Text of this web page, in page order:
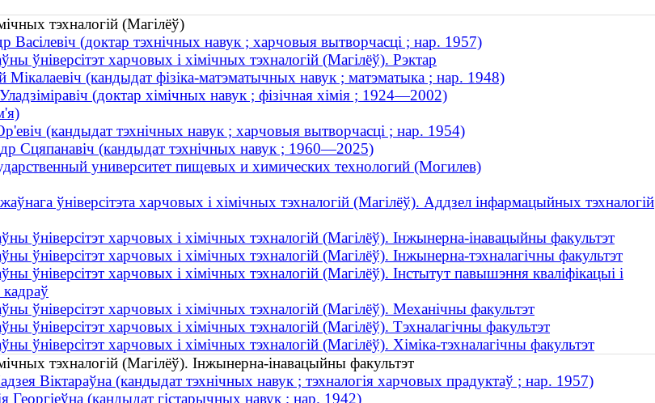
тэхналогій (Магілёў)
Васілевіч (доктар тэхнічных навук ; харчовыя вытворчасці ; нар. 1957)
ўніверсітэт харчовых і хімічных тэхналогій (Магілёў). Рэктар
Мікалаевіч (кандыдат фізіка-матэматычных навук ; матэматыка ; нар. 1948)
(доктар хімічных навук ; фізічная хімія ; 1924—2002)
(кандыдат тэхнічных навук ; харчовыя вытворчасці ; нар. 1954)
Сцяпанавіч (кандыдат тэхнічных навук ; 1960—2025)
университет пищевых и химических технологий (Могилев)
ўніверсітэта харчовых і хімічных тэхналогій (Магілёў). Аддзел інфармацыйных тэхналогій
ўніверсітэт харчовых і хімічных тэхналогій (Магілёў). Інжынерна-інавацыйны факультэт
ўніверсітэт харчовых і хімічных тэхналогій (Магілёў). Інжынерна-тэхналагічны факультэт
ўніверсітэт харчовых і хімічных тэхналогій (Магілёў). Інстытут павышэння кваліфікацыі і
ўніверсітэт харчовых і хімічных тэхналогій (Магілёў). Механічны факультэт
ўніверсітэт харчовых і хімічных тэхналогій (Магілёў). Тэхналагічны факультэт
ўніверсітэт харчовых і хімічных тэхналогій (Магілёў). Хіміка-тэхналагічны факультэт
тэхналогій (Магілёў). Інжынерна-інавацыйны факультэт
Вiктараўна (кандыдат тэхнічных навук ; тэхналогія харчовых прадуктаў ; нар. 1957)
Георгіеўна (кандыдат гістарычных навук ; нар. 1942)